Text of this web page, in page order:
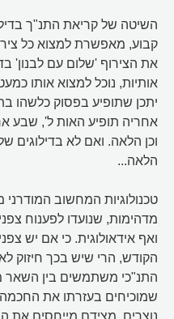
השיטה של קריאת התנ"ך
קבוע, מאפשרת למצוא כל
את הצירוף 'שלום עם לבנון'
אותיות, נוכל למצוא אותו
יתכן שתופיע בפסוק כלשהו
אחריה תופיע האות ל', שבע
הלאה...
טכנולוגיות המחשוב המודרני
מדהימות, שנועדו לפענוח
ואף אידאולוגית. כי אם יש
הקודש, הרי שיש בכך חיזוק
התנ"כי משתמשים בין השאר
שמוכיחים בעזרתו את
נוצרים, מצידם מייחסים את